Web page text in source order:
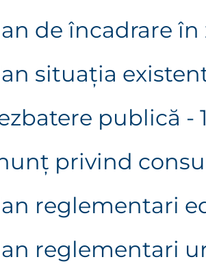
de încadrare în
situaţia
publică -
privind
reglementari
reglementari